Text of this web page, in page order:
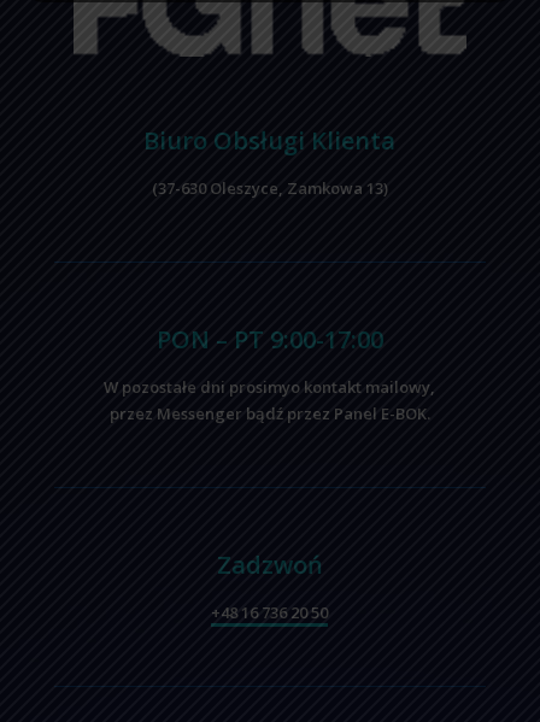
Biuro Obsługi Klienta
(37-630 Oleszyce, Zamkowa 13)
PON – PT 9:00-17:00
W pozostałe dni prosimyo kontakt mailowy,
przez Messenger bądź przez Panel E-BOK.
Zadzwoń
+48 16 736 20 50